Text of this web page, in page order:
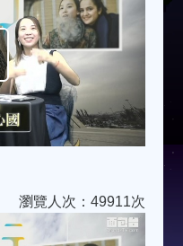
Play
Video
瀏覽人次：49911次